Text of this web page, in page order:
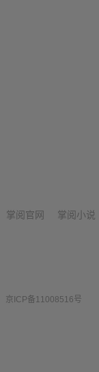
掌阅官网 掌阅小说
京ICP备11008516号